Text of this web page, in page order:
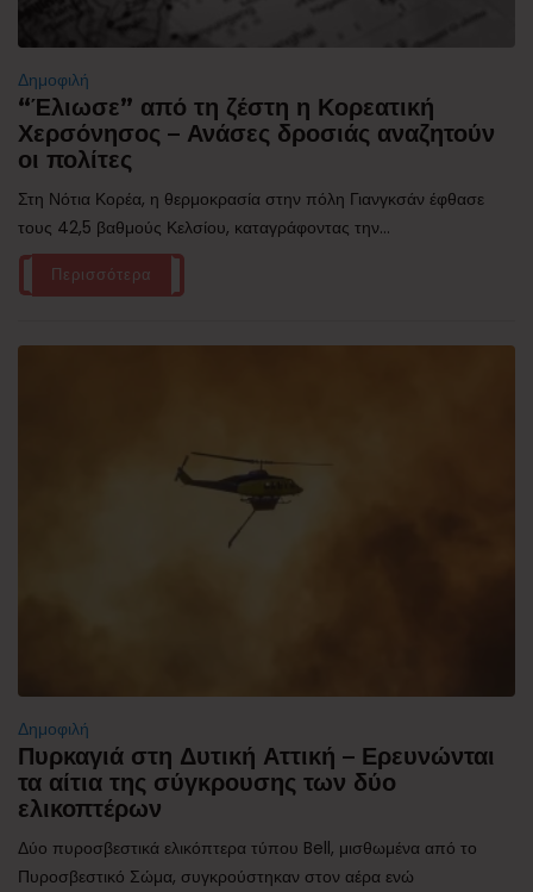
Δημοφιλή
“Έλιωσε” από τη ζέστη η Κορεατική
Χερσόνησος – Ανάσες δροσιάς αναζητούν
οι πολίτες
Στη Νότια Κορέα, η θερμοκρασία στην πόλη Γιανγκσάν έφθασε
τους 42,5 βαθμούς Κελσίου, καταγράφοντας την...
Περισσότερα
Δημοφιλή
Πυρκαγιά στη Δυτική Αττική – Ερευνώνται
τα αίτια της σύγκρουσης των δύο
ελικοπτέρων
Δύο πυροσβεστικά ελικόπτερα τύπου Bell, μισθωμένα από το
Πυροσβεστικό Σώμα, συγκρούστηκαν στον αέρα ενώ